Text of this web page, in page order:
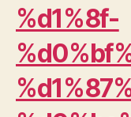
%d1%8f-